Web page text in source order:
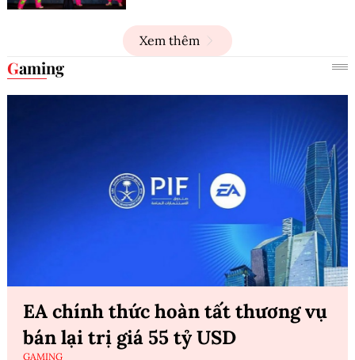
VietinBank lãi lớn, dòng tiền thanh
Thúc đẩy thương hiệu Việt vươn tầm
khu vực, Moonfolks chính thức ra
mắt tại Việt Nam